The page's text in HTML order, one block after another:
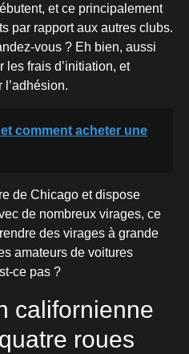
et ce principalement
par rapport aux autres clubs.
vous ? Eh bien, aussi
les frais d’initiation, et
comment acheter une
de Chicago et dispose
de nombreux virages, ce
des virages à grande
amateurs de voitures
ce pas ?
californienne
roues